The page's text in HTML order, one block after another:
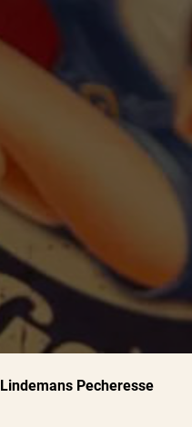
Lindemans Pecheresse